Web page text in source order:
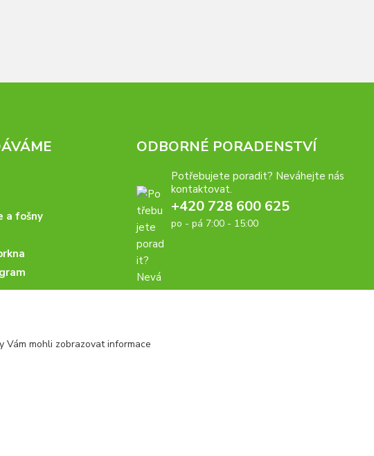
a fošny
ODBORNÉ PORADENSTVÍ
Potřebujete poradit? Neváhejte nás
kontaktovat.
+420 728 600 625
po - pá 7:00 - 15:00
Vám mohli zobrazovat informace